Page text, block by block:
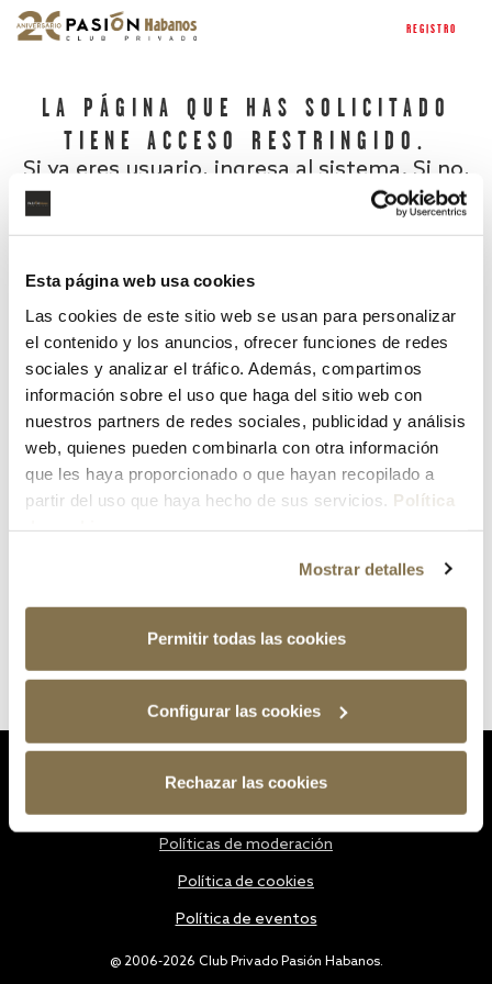
Esta página web usa cookies
Las cookies de este sitio web se usan para personalizar
el contenido y los anuncios, ofrecer funciones de redes
sociales y analizar el tráfico. Además, compartimos
información sobre el uso que haga del sitio web con
nuestros partners de redes sociales, publicidad y análisis
web, quienes pueden combinarla con otra información
que les haya proporcionado o que hayan recopilado a
partir del uso que haya hecho de sus servicios. Política
Mostrar detalles
Permitir todas las cookies
Configurar las cookies
Rechazar las cookies
REGISTRO
LA PÁGINA QUE HAS SOLICITADO
TIENE ACCESO RESTRINGIDO.
Si ya eres usuario, ingresa al sistema. Si no,
¿Has olvidado tu contraseña?
@ 2006-2026 Club Privado Pasión Habanos.
Políticas de moderación
Política de cookies
Política de eventos